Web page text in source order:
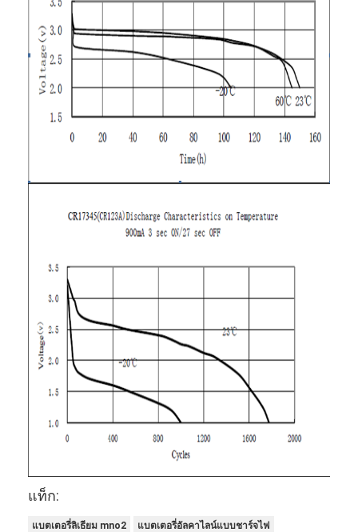
ข่าว
คุยตอนนี้
แบตเตอรี่ลิเธียม LiFePO4
แบตเตอรี่ลิเธียมไอออนแบบชาร์จไฟได้
แบตเตอรี่สำรองพลังงาน
แบตเตอรี่แบบชาร์จไฟได้ NIMH
NiCd แบตเตอรี่แบบชาร์จไฟได้
เครื่องชาร์จแบตเตอรี่ LCD
ชุดแบตเตอรี่ Nimh
แบตเตอรี่ไฟฉุกเฉิน
แท็ก:
แบตเตอรี่ลิเธียม mno2
แบตเตอรี่อัลคาไลน์แบบชาร์จไฟ